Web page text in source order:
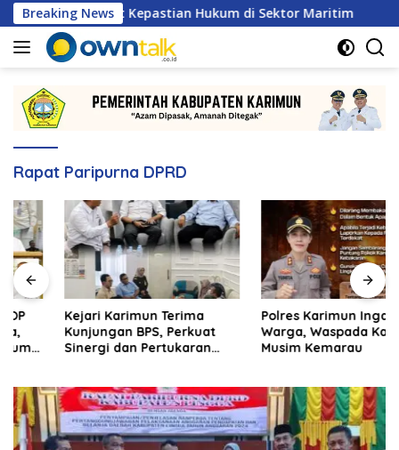
Langsung
ke
konten
Breaking News
Perkuat Kepastian Hukum di Sektor Maritim Kejari
Rapat Paripurna DPRD
Kejari Karimun Terima
Kunjungan BPS, Perkuat
Sinergi dan Pertukaran
Polres Karimun Ingatkan
Warga, Waspada Karthula
Musim Kemarau